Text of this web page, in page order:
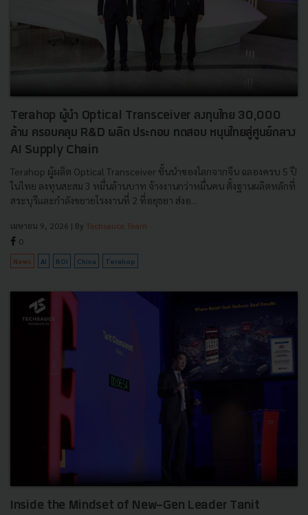
Terahop ผู้นำ Optical Transceiver ลงทุนไทย 30,000
ล้าน ครอบคลุม R&D ผลิต ประกอบ ทดสอบ หนุนไทยสู่ศูนย์กลาง
AI Supply Chain
Terahop ผู้ผลิต Optical Transceiver ชั้นนำของโลกจากจีน ฉลองครบ 5 ปี
ในไทย ลงทุนสะสม 3 หมื่นล้านบาท จ้างงานกว่าหมื่นคน ตั้งฐานผลิตหลักที่
สระบุรีและกำลังขยายโรงงานที่ 2 ที่อยุธยา ส่งอ...
เมษายน 9, 2026 | By Techsauce Team
0
News AI BOI China Terahop
Inside the Mindset of New-Gen Leader Tanit